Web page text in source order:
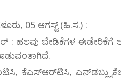
05 ಆಗಸ್ಟ್ (ಹಿ.ಸ.) :
: ಹಲವು ಬೇಡಿಕೆಗಳ ಈಡೇರಿಕೆಗೆ
ಕೆಎಸ್‌ಆರ್‌ಟಿಸಿ,